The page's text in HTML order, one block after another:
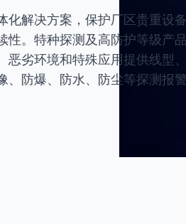
化解决方案，保护厂区贵重设备
性。特种探测及高防护等级产品
劣环境和特殊应用提供线型、
、防爆、防水、防尘等探测报警